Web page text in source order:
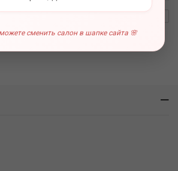
сменить салон в шапке сайта 🌸